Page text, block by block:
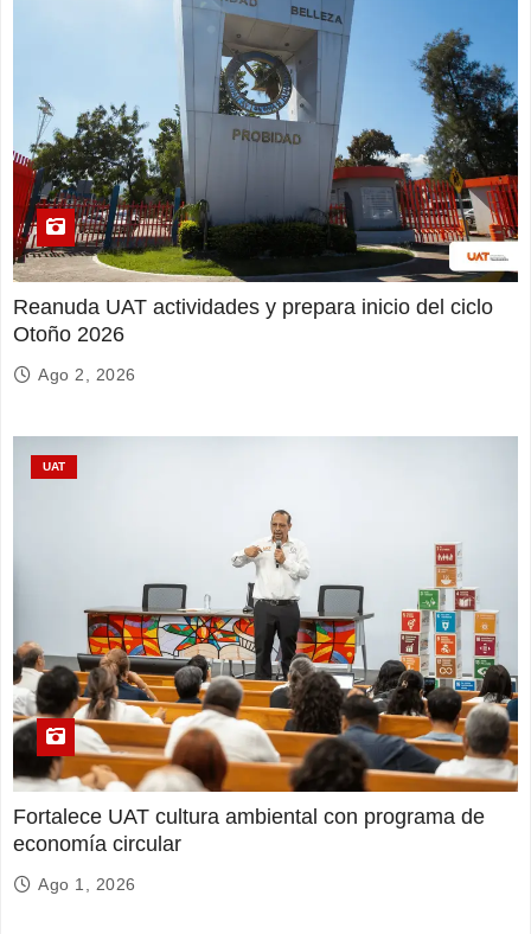
Reanuda UAT actividades y prepara inicio del ciclo
Otoño 2026
Ago 2, 2026
UAT
Fortalece UAT cultura ambiental con programa de
economía circular
Ago 1, 2026